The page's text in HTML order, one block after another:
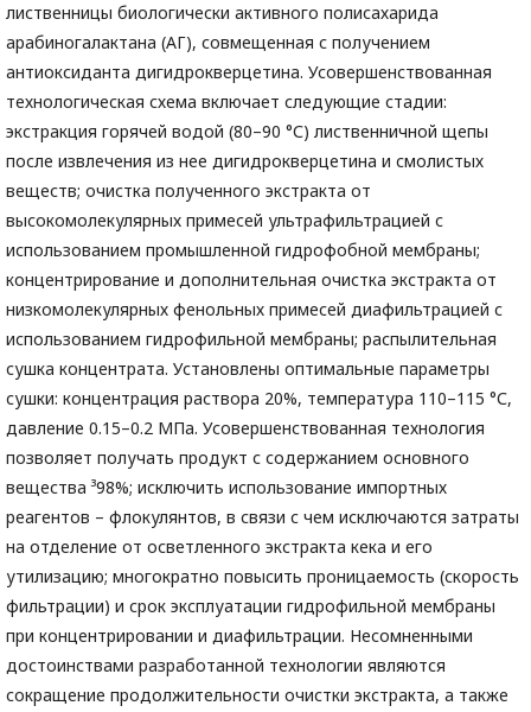
лиственницы биологически активного полисахарида
арабиногалактана (АГ), совмещенная с получением
антиоксиданта дигидрокверцетина. Усовершенствованная
технологическая схема включает следующие стадии:
экстракция горячей водой (80–90 °С) лиственничной щепы
после извлечения из нее дигидрокверцетина и смолистых
веществ; очистка полученного экстракта от
высокомолекулярных примесей ультрафильтрацией с
использованием промышленной гидрофобной мембраны;
концентрирование и дополнительная очистка экстракта от
низкомо­лекулярных фенольных примесей диафильтрацией с
использованием гидрофильной мембраны; распылительная
сушка концентрата. Установлены оптимальные параметры
сушки: концентрация раствора 20%, температура 110–115 °С,
давление 0.15–0.2 МПа. Усовершенствованная технология
позволяет получать продукт с содержанием основного
вещества ³98%; исключить использование импортных
реагентов – флокулянтов, в связи с чем исключаются затраты
на отделение от осветленного экстракта кека и его
утилизацию; многократно повысить проницаемость (скорость
фильтрации) и срок эксплуатации гидрофильной мембраны
при концентрировании и диафильтрации. Несомненными
достоинствами разработанной технологии являются
сокращение продолжительности очистки экстракта, а также